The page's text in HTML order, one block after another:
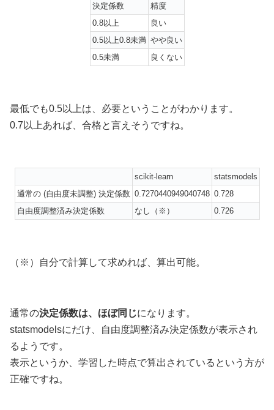
決定係数
精度
0.8以上
良い
0.5以上0.8未満 やや良い
0.5未満
良くない
最低でも0.5以上は、必要ということがわかります。
0.7以上あれば、合格と言えそうですね。
scikit-learn
statsmodels
通常の (自由度未調整) 決定係数 0.7270440949040748 0.728
自由度調整済み決定係数
なし（※） 0.726
（※）自分で計算して求めれば、算出可能。
通常の決定係数は、ほぼ同じになります。
statsmodelsにだけ、自由度調整済み決定係数が表示され
るようです。
表示というか、学習した時点で算出されているという方が
正確ですね。